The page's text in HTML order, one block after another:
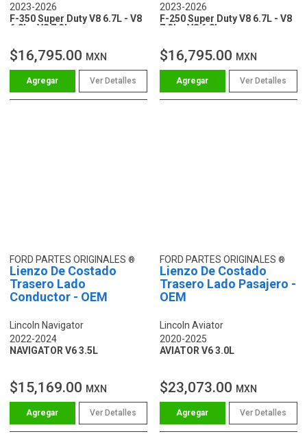
2023-2026
F-350 Super Duty V8 6.7L - V8
6.8L - V8 7.3L
$16,795.00 MXN
Ver Detalles
2023-2026
F-250 Super Duty V8 6.7L - V8
7.3L - V8 6.8L
$16,795.00 MXN
Ver Detalles
FORD PARTES ORIGINALES
Lienzo De Costado
Trasero Lado
Conductor - OEM
Lincoln Navigator
2022-2024
NAVIGATOR V6 3.5L
$15,169.00 MXN
Ver Detalles
FORD PARTES ORIGINALES
Lienzo De Costado
Trasero Lado Pasajero -
OEM
Lincoln Aviator
2020-2025
AVIATOR V6 3.0L
$23,073.00 MXN
Ver Detalles